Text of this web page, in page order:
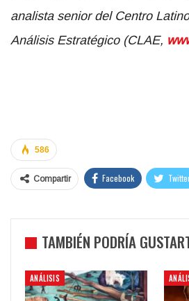
analista senior del Centro
Análisis Estratégico (CLAE,
586
Compartir Facebook
TAMBIÉN PODRÍA
ANÁLISIS